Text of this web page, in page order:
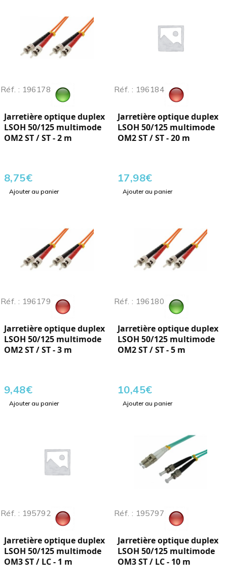
Réf. : 196178
Jarretière optique duplex
LSOH 50/125 multimode
OM2 ST / ST - 2 m
8,75€
Ajouter au panier
Réf. : 196184
Jarretière optique duplex
LSOH 50/125 multimode
OM2 ST / ST - 20 m
17,98€
Ajouter au panier
Réf. : 196179
Jarretière optique duplex
LSOH 50/125 multimode
OM2 ST / ST - 3 m
9,48€
Ajouter au panier
Réf. : 196180
Jarretière optique duplex
LSOH 50/125 multimode
OM2 ST / ST - 5 m
10,45€
Ajouter au panier
Réf. : 195792
Jarretière optique duplex
LSOH 50/125 multimode
OM3 ST / LC - 1 m
Réf. : 195797
Jarretière optique duplex
LSOH 50/125 multimode
OM3 ST / LC - 10 m